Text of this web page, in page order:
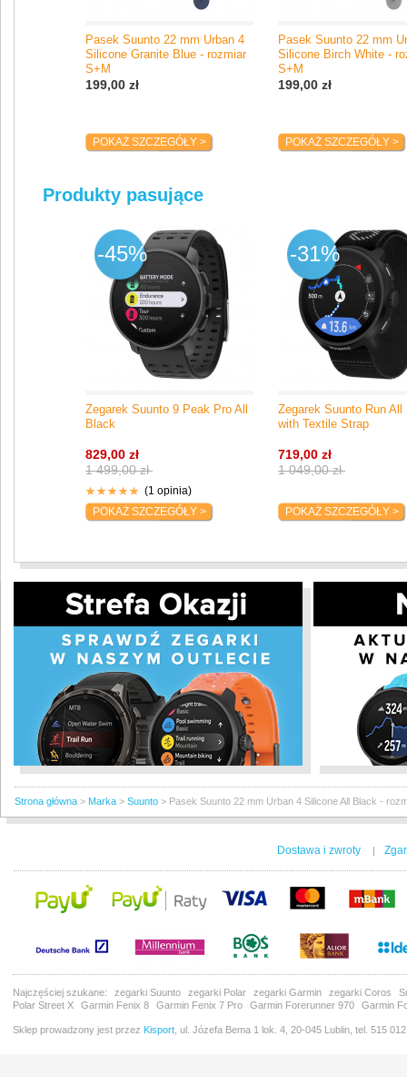
Pasek Suunto 22 mm Urban 4
Silicone Granite Blue - rozmiar
S+M
199,00 zł
POKAŻ SZCZEGÓŁY >
Pasek Suunto 22 mm
Silicone Birch White -
S+M
199,00 zł
POKAŻ SZCZEGÓŁY >
Produkty pasujące
Zegarek Suunto 9 Peak Pro All
Black
829,00 zł
1 499,00 zł
-45%
(1 opinia)
POKAŻ SZCZEGÓŁY >
Zegarek Suunto Run All
with Textile Strap
719,00 zł
1 049,00 zł
-31%
POKAŻ SZCZEGÓŁY >
Strona główna > Marka > Suunto > Pasek Suunto 22 mm Urban 4 Silicone All Black -
Dostawa i zwroty |
Najczęściej szukane: zegarki Suunto zegarki Polar zegarki Garmin zegarki Coros
Polar Street X
Garmin Fenix 8 Garmin Fenix 7 Pro Garmin Forerunner 970 Garmin
Sklep prowadzony jest przez Kisport , ul. Józefa Bema 1 lok. 4, 20-045 Lublin, tel. 515